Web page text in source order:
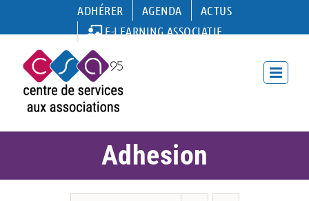
ADHÉRER AGENDA
ACTUS
E-LEARNING ASSOCIATIF
Adhesion